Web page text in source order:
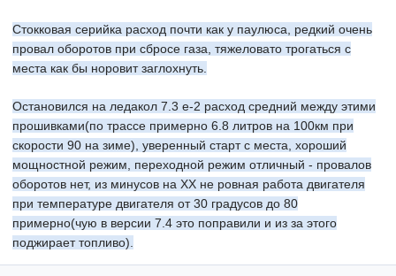
Стокковая серийка расход почти как у паулюса, редкий очень
провал оборотов при сбросе газа, тяжеловато трогаться с
места как бы норовит заглохнуть.
Остановился на ледакол 7.3 е-2 расход средний между этими
прошивками(по трассе примерно 6.8 литров на 100км при
скорости 90 на зиме), уверенный старт с места, хороший
мощностной режим, переходной режим отличный - провалов
оборотов нет, из минусов на ХХ не ровная работа двигателя
при температуре двигателя от 30 градусов до 80
примерно(чую в версии 7.4 это поправили и из за этого
поджирает топливо).